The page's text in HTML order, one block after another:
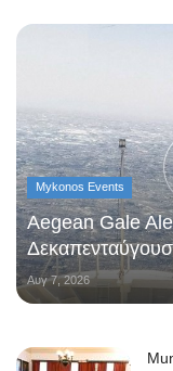
Mykonos Events
Aegean Gale
Αυγ 7, 2026